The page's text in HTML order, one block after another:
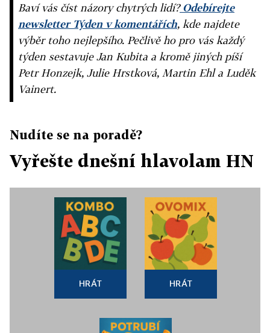
Baví vás číst názory chytrých lidí?Odebírejte
newsletter Týden v komentářích, kde najdete
výběr toho nejlepšího. Pečlivě ho pro vás každý
týden sestavuje Jan Kubita a kromě jiných píší
Petr Honzejk, Julie Hrstková, Martin Ehl a Luděk
Vainert.
Nudíte se na poradě?
Vyřešte dnešní hlavolam HN
HRÁT HRÁT